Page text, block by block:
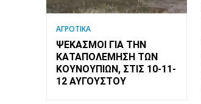
ΑΓΡΟΤΙΚΑ
ΨΕΚΑΣΜΟΊ ΓΙΑ ΤΗΝ
ΚΑΤΑΠΟΛΈΜΗΣΗ ΤΩΝ
ΚΟΥΝΟΥΠΙΏΝ, ΣΤΙΣ 10-11-
12 ΑΥΓΟΎΣΤΟΥ